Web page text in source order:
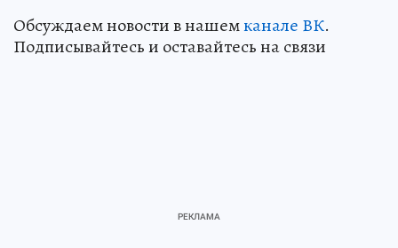
Обсуждаем новости в нашемканале ВК.
Подписывайтесь и оставайтесь на связи